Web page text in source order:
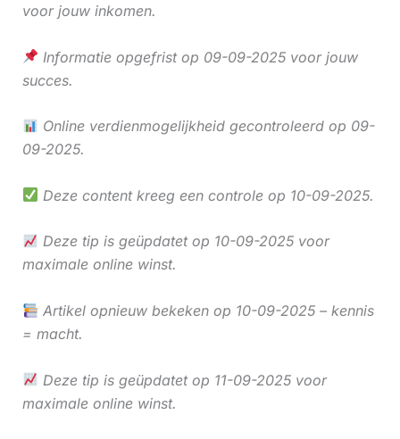
voor jouw inkomen.
Informatie opgefrist op 09-09-2025 voor jouw
succes.
Online verdienmogelijkheid gecontroleerd op 09-
09-2025.
Deze content kreeg een controle op 10-09-2025.
Deze tip is geüpdatet op 10-09-2025 voor
maximale online winst.
Artikel opnieuw bekeken op 10-09-2025 – kennis
= macht.
Deze tip is geüpdatet op 11-09-2025 voor
maximale online winst.